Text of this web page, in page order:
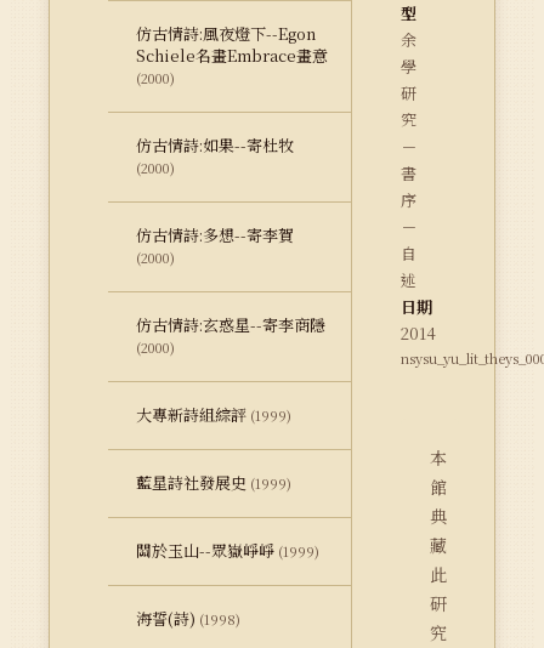
仿古情詩:風夜燈下--Egon
Schiele名畫Embrace畫意
(2000)
仿古情詩:如果--寄杜牧
(2000)
仿古情詩:多想--寄李賀
(2000)
仿古情詩:玄惑星--寄李商隱
(2000)
大專新詩組綜評 (1999)
藍星詩社發展史 (1999)
關於玉山--眾嶽崢崢 (1999)
海誓(詩) (1998)
型
余
學
研
究
－
書
序
－
自
述
日期
2014
本
館
典
藏
此
研
究